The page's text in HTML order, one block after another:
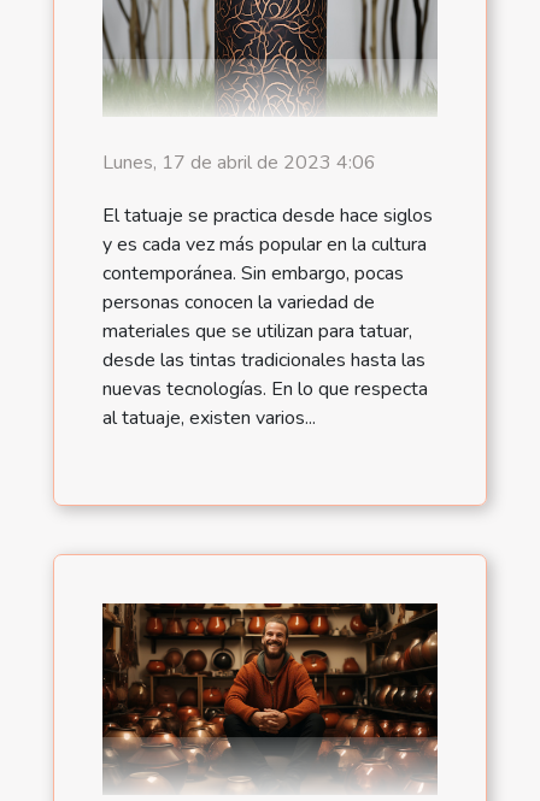
Lunes, 17 de abril de 2023 4:06
El tatuaje se practica desde hace siglos
y es cada vez más popular en la cultura
contemporánea. Sin embargo, pocas
personas conocen la variedad de
materiales que se utilizan para tatuar,
desde las tintas tradicionales hasta las
nuevas tecnologías. En lo que respecta
al tatuaje, existen varios...